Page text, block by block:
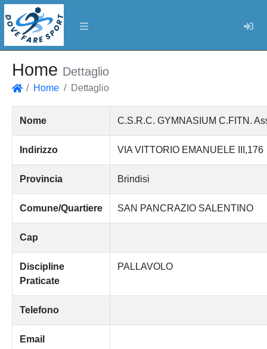
Home Dettaglio
Home Dettaglio
Nome C.S.R.C. GYMNASIUM C.FITN.
Indirizzo VIA VITTORIO EMANUELE III,176
Provincia Brindisi
Comune/Quartiere SAN PANCRAZIO SALENTINO
Cap
Discipline
Praticate
PALLAVOLO
Telefono
Email